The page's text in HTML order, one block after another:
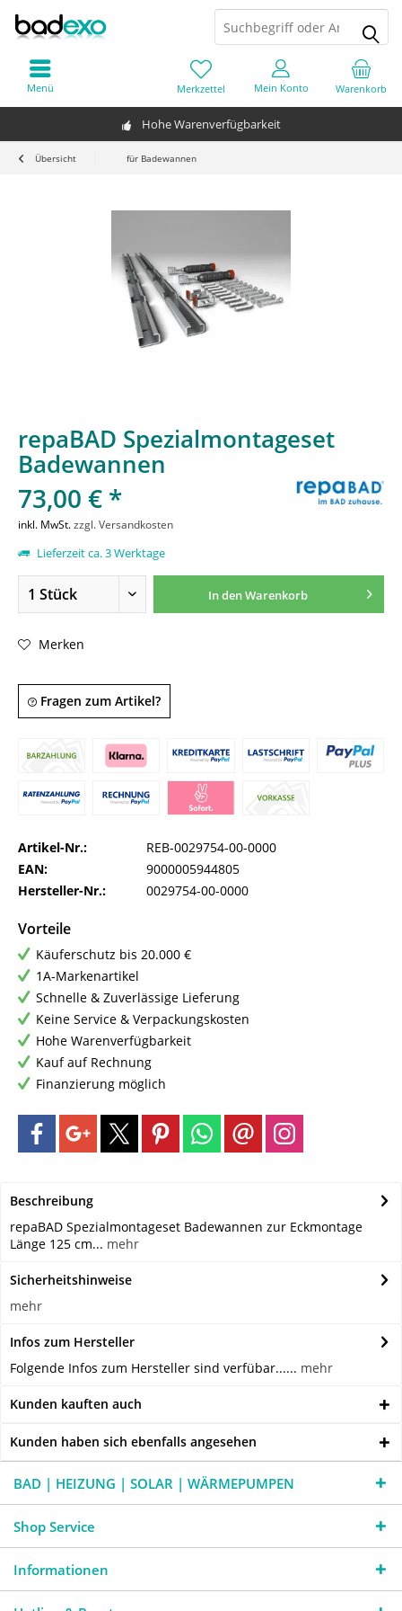
Hohe Warenverfügbarkeit
Warenkorb
Merkzettel Mein Konto
Menü
Übersicht für Badewannen
repaBAD Spezialmontageset
Badewannen
73,00 € *
inkl. MwSt.zzgl. Versandkosten
Lieferzeit ca. 3 Werktage
In denWarenkorb
Merken
Fragen zum Artikel?
Artikel-Nr.:
REB-0029754-00-0000
EAN:
9000005944805
Hersteller-Nr.:
0029754-00-0000
Vorteile
Käuferschutz bis 20.000 €
1A-Markenartikel
Schnelle & Zuverlässige Lieferung
Keine Service & Verpackungskosten
Hohe Warenverfügbarkeit
Kauf auf Rechnung
Finanzierung möglich
Beschreibung
repaBAD Spezialmontageset Badewannen zur Eckmontage
Länge 125 cm... mehr
Sicherheitshinweise
mehr
Infos zum Hersteller
Folgende Infos zum Hersteller sind verfübar...... mehr
Kunden kauften auch
Kunden haben sich ebenfalls angesehen
BAD | HEIZUNG | SOLAR | WÄRMEPUMPEN
Shop Service
Informationen